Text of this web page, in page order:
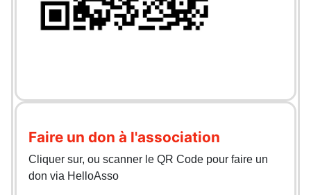
Faire un don à l'association
Cliquer sur, ou scanner le QR Code pour faire un
don via HelloAsso